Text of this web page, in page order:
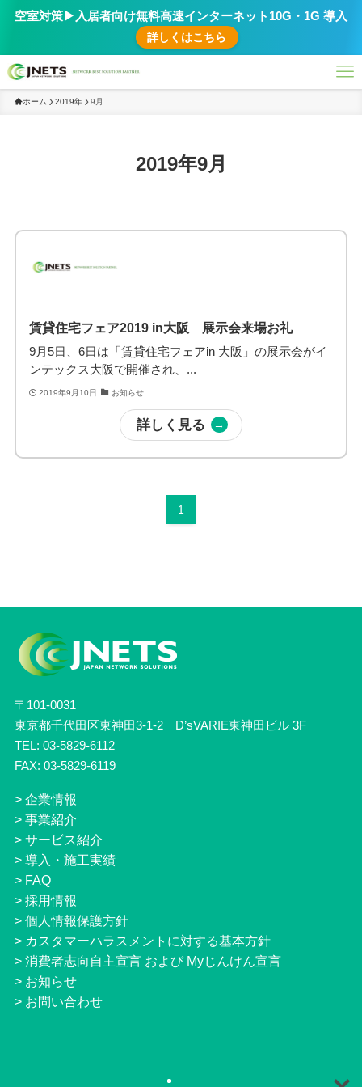
空室対策▶︎入居者向け無料高速インターネット10G・1G 導入
詳しくはこちら
ホーム 2019年 9月
2019年9月
賃貸住宅フェア2019 in大阪 展示会来場お礼
9月5日、6日は「賃貸住宅フェアin 大阪」の展示会がイ
ンテックス大阪で開催され、...
2019年9月10日 お知らせ
詳しく見る
1
〒101-0031
東京都千代田区東神田3-1-2 D’sVARIE東神田ビル 3F
TEL: 03-5829-6112
FAX: 03-5829-6119
> 企業情報
> 事業紹介
> サービス紹介
> 導入・施工実績
> FAQ
> 採用情報
> 個人情報保護方針
> カスタマーハラスメントに対する基本方針
> 消費者志向自主宣言 および Myじんけん宣言
> お知らせ
> お問い合わせ